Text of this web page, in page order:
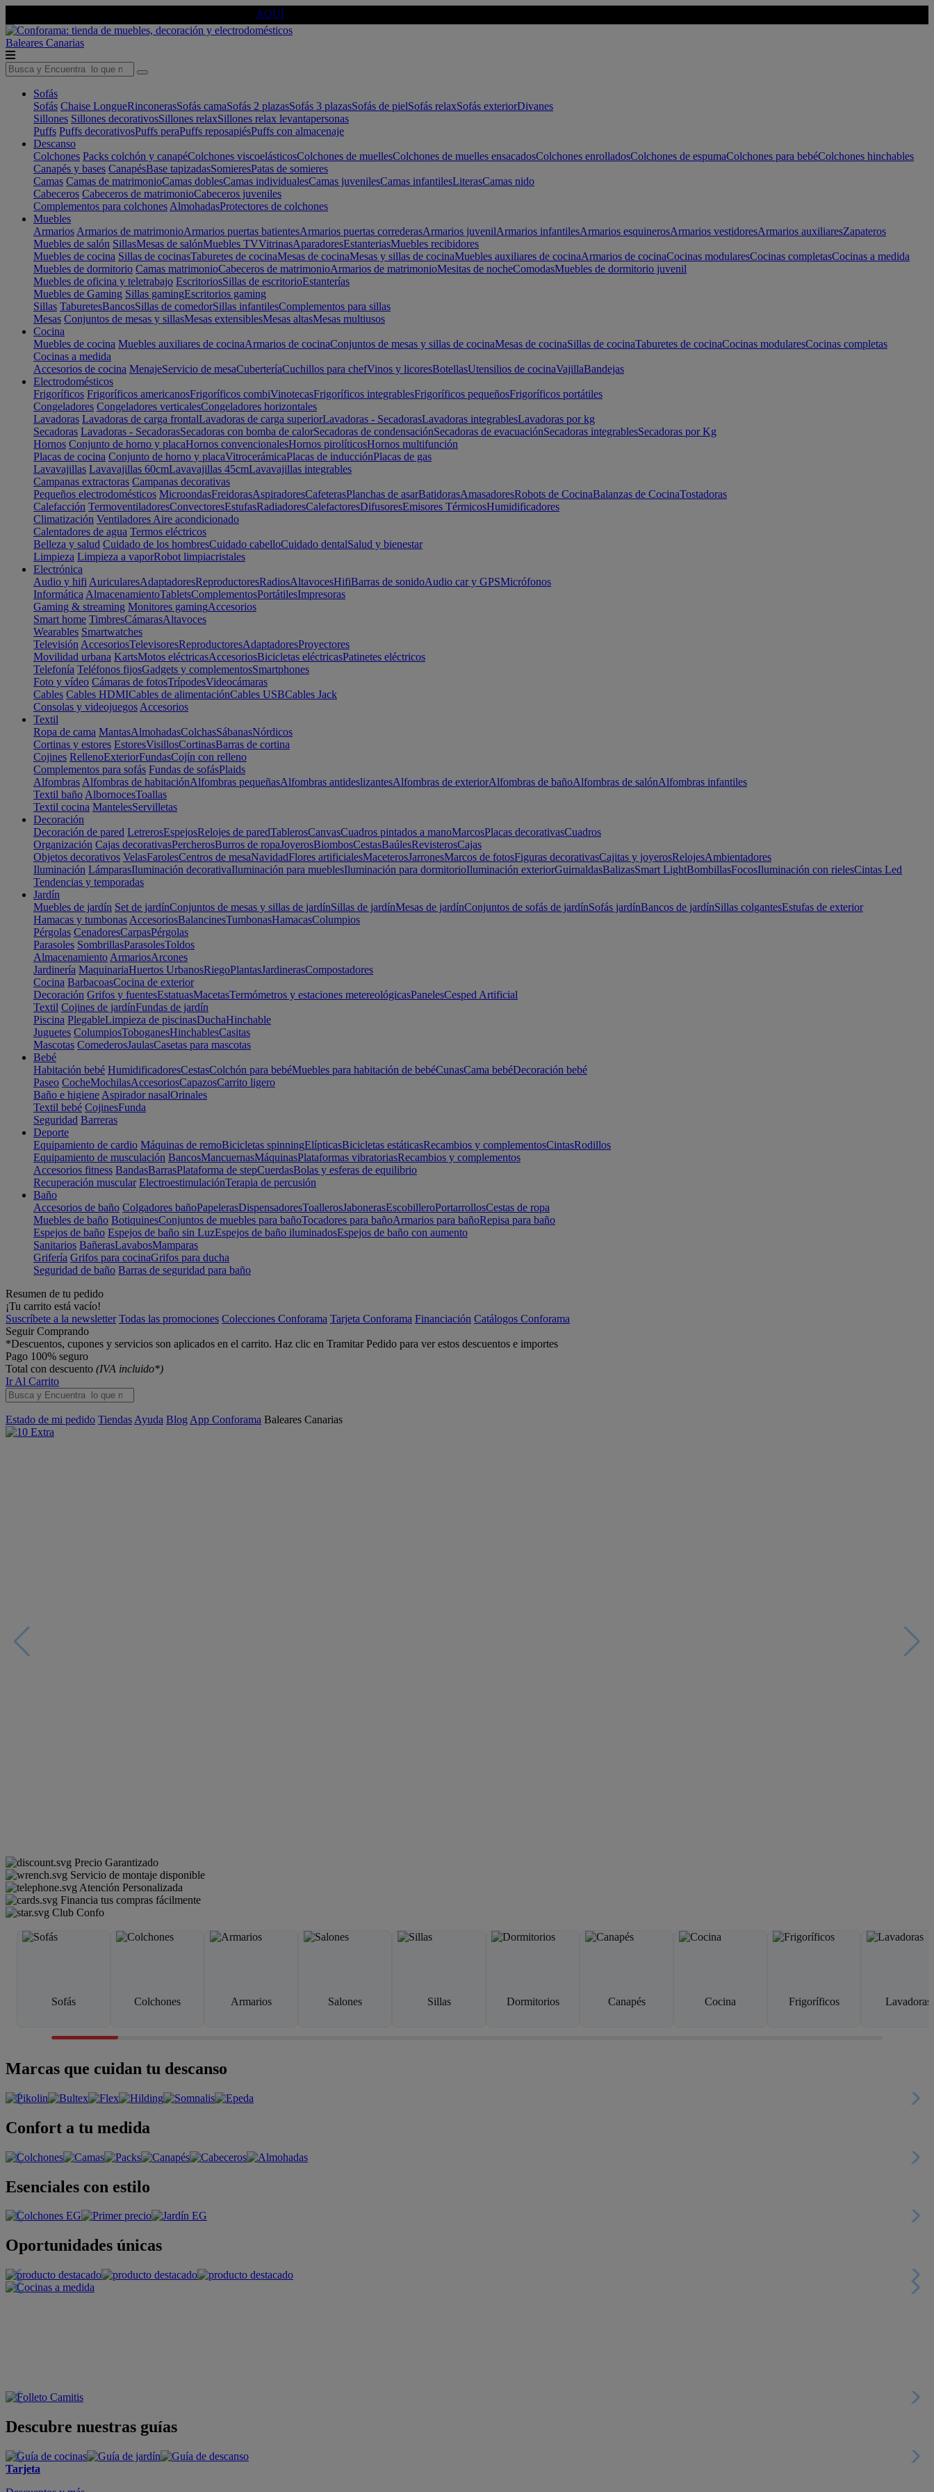
AQUÍ
Baleares Canarias
Sofás
Sofás Chaise LongueRinconerasSofás camaSofás 2 plazasSofás 3 plazasSofás de pielSofás relaxSofás exteriorDivanes
Sillones Sillones decorativosSillones relaxSillones relax levantapersonas
Puffs Puffs decorativosPuffs peraPuffs reposapiésPuffs con almacenaje
Descanso
Colchones Packs colchón y canapéColchones viscoelásticosColchones de muellesColchones de muelles ensacadosColchones enrolladosColchones de espumaColchones para bebéColchones hinchables
Canapés y bases CanapésBase tapizadasSomieresPatas de somieres
Camas Camas de matrimonioCamas doblesCamas individualesCamas juvenilesCamas infantilesLiterasCamas nido
Cabeceros Cabeceros de matrimonioCabeceros juveniles
Complementos para colchones AlmohadasProtectores de colchones
Muebles
Armarios Armarios de matrimonioArmarios puertas batientesArmarios puertas correderasArmarios juvenilArmarios infantilesArmarios esquinerosArmarios vestidoresArmarios auxiliaresZapateros
Muebles de salón SillasMesas de salónMuebles TVVitrinasAparadoresEstanteriasMuebles recibidores
Muebles de cocina Sillas de cocinasTaburetes de cocinaMesas de cocinaMesas y sillas de cocinaMuebles auxiliares de cocinaArmarios de cocinaCocinas modularesCocinas completasCocinas a medida
Muebles de dormitorio Camas matrimonioCabeceros de matrimonioArmarios de matrimonioMesitas de nocheComodasMuebles de dormitorio juvenil
Muebles de oficina y teletrabajo EscritoriosSillas de escritorioEstanterías
Muebles de Gaming Sillas gamingEscritorios gaming
Sillas TaburetesBancosSillas de comedorSillas infantilesComplementos para sillas
Mesas Conjuntos de mesas y sillasMesas extensiblesMesas altasMesas multiusos
Cocina
Muebles de cocina Muebles auxiliares de cocinaArmarios de cocinaConjuntos de mesas y sillas de cocinaMesas de cocinaSillas de cocinaTaburetes de cocinaCocinas modularesCocinas completas
Cocinas a medida
Accesorios de cocina MenajeServicio de mesaCuberteríaCuchillos para chefVinos y licoresBotellasUtensilios de cocinaVajillaBandejas
Electrodomésticos
Frigoríficos Frigoríficos americanosFrigoríficos combiVinotecasFrigoríficos integrablesFrigoríficos pequeñosFrigoríficos portátiles
Congeladores Congeladores verticalesCongeladores horizontales
Lavadoras Lavadoras de carga frontalLavadoras de carga superiorLavadoras - SecadorasLavadoras integrablesLavadoras por kg
Secadoras Lavadoras - SecadorasSecadoras con bomba de calorSecadoras de condensaciónSecadoras de evacuaciónSecadoras integrablesSecadoras por Kg
Hornos Conjunto de horno y placaHornos convencionalesHornos pirolíticosHornos multifunción
Placas de cocina Conjunto de horno y placaVitrocerámicaPlacas de inducciónPlacas de gas
Lavavajillas Lavavajillas 60cmLavavajillas 45cmLavavajillas integrables
Campanas extractoras Campanas decorativas
Pequeños electrodomésticos MicroondasFreidorasAspiradoresCafeterasPlanchas de asarBatidorasAmasadoresRobots de CocinaBalanzas de CocinaTostadoras
Calefacción TermoventiladoresConvectoresEstufasRadiadoresCalefactoresDifusoresEmisores TérmicosHumidificadores
Climatización Ventiladores Aire acondicionado
Calentadores de agua Termos eléctricos
Belleza y salud Cuidado de los hombresCuidado cabelloCuidado dentalSalud y bienestar
Limpieza Limpieza a vaporRobot limpiacristales
Electrónica
Audio y hifi AuricularesAdaptadoresReproductoresRadiosAltavocesHifiBarras de sonidoAudio car y GPSMicrófonos
Informática AlmacenamientoTabletsComplementosPortátilesImpresoras
Gaming & streaming Monitores gamingAccesorios
Smart home TimbresCámarasAltavoces
Wearables Smartwatches
Televisión AccesoriosTelevisoresReproductoresAdaptadoresProyectores
Movilidad urbana KartsMotos eléctricasAccesoriosBicicletas eléctricasPatinetes eléctricos
Telefonía Teléfonos fijosGadgets y complementosSmartphones
Foto y vídeo Cámaras de fotosTrípodesVideocámaras
Cables Cables HDMICables de alimentaciónCables USBCables Jack
Consolas y videojuegos Accesorios
Textil
Ropa de cama MantasAlmohadasColchasSábanasNórdicos
Cortinas y estores EstoresVisillosCortinasBarras de cortina
Cojines RellenoExteriorFundasCojín con relleno
Complementos para sofás Fundas de sofásPlaids
Alfombras Alfombras de habitaciónAlfombras pequeñasAlfombras antideslizantesAlfombras de exteriorAlfombras de bañoAlfombras de salónAlfombras infantiles
Textil baño AlbornocesToallas
Textil cocina MantelesServilletas
Decoración
Decoración de pared LetrerosEspejosRelojes de paredTablerosCanvasCuadros pintados a manoMarcosPlacas decorativasCuadros
Organización Cajas decorativasPercherosBurros de ropaJoyerosBiombosCestasBaúlesRevisterosCajas
Objetos decorativos VelasFarolesCentros de mesaNavidadFlores artificialesMaceterosJarronesMarcos de fotosFiguras decorativasCajitas y joyerosRelojesAmbientadores
Iluminación LámparasIluminación decorativaIluminación para mueblesIluminación para dormitorioIluminación exteriorGuirnaldasBalizasSmart LightBombillasFocosIluminación con rielesCintas Led
Tendencias y temporadas
Jardín
Muebles de jardín Set de jardínConjuntos de mesas y sillas de jardínSillas de jardínMesas de jardínConjuntos de sofás de jardínSofás jardínBancos de jardínSillas colgantesEstufas de exterior
Hamacas y tumbonas AccesoriosBalancinesTumbonasHamacasColumpios
Pérgolas CenadoresCarpasPérgolas
Parasoles SombrillasParasolesToldos
Almacenamiento ArmariosArcones
Jardinería MaquinariaHuertos UrbanosRiegoPlantasJardinerasCompostadores
Cocina BarbacoasCocina de exterior
Decoración Grifos y fuentesEstatuasMacetasTermómetros y estaciones metereológicasPanelesCesped Artificial
Textil Cojines de jardínFundas de jardín
Piscina PlegableLimpieza de piscinasDuchaHinchable
Juguetes ColumpiosToboganesHinchablesCasitas
Mascotas ComederosJaulasCasetas para mascotas
Bebé
Habitación bebé HumidificadoresCestasColchón para bebéMuebles para habitación de bebéCunasCama bebéDecoración bebé
Paseo CocheMochilasAccesoriosCapazosCarrito ligero
Baño e higiene Aspirador nasalOrinales
Textil bebé CojinesFunda
Seguridad Barreras
Deporte
Equipamiento de cardio Máquinas de remoBicicletas spinningElípticasBicicletas estáticasRecambios y complementosCintasRodillos
Equipamiento de musculación BancosMancuernasMáquinasPlataformas vibratoriasRecambios y complementos
Accesorios fitness BandasBarrasPlataforma de stepCuerdasBolas y esferas de equilibrio
Recuperación muscular ElectroestimulaciónTerapia de percusión
Baño
Accesorios de baño Colgadores bañoPapelerasDispensadoresToallerosJabonerasEscobilleroPortarrollosCestas de ropa
Muebles de baño BotiquinesConjuntos de muebles para bañoTocadores para bañoArmarios para bañoRepisa para baño
Espejos de baño Espejos de baño sin LuzEspejos de baño iluminadosEspejos de baño con aumento
Sanitarios BañerasLavabosMamparas
Grifería Grifos para cocinaGrifos para ducha
Seguridad de baño Barras de seguridad para baño
Resumen de tu pedido
¡Tu carrito está vacío!
Suscríbete a la newsletter Todas las promociones Colecciones Conforama Tarjeta Conforama Financiación Catálogos Conforama
Seguir Comprando
*Descuentos, cupones y servicios son aplicados en el carrito. Haz clic en Tramitar Pedido para ver estos descuentos e importes
Pago 100% seguro
Total con descuento (IVA incluido*)
Ir Al Carrito
Estado de mi pedido Tiendas Ayuda Blog App Conforama Baleares Canarias
Precio Garantizado
Servicio de montaje disponible
Atención Personalizada
Financia tus compras fácilmente
Club Confo
Sofás Colchones Armarios Salones Sillas Dormitorios Canapés Cocina Frigoríficos Lavadoras
Marcas que cuidan tu descanso
Confort a tu medida
Esenciales con estilo
Oportunidades únicas
Descubre nuestras guías
Tarjeta